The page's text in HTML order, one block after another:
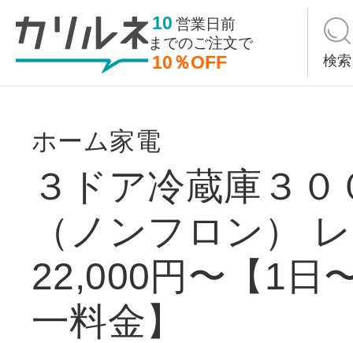
10 営業日前
までのご注文で
10％OFF 検索
ホーム家電
３ドア冷蔵庫３
（ノンフロン）
22,000円〜【1日
一料金】